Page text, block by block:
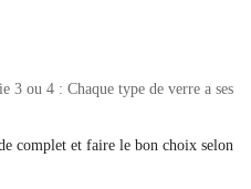
3 ou 4 : Chaque type de verre a ses
complet et faire le bon choix selon